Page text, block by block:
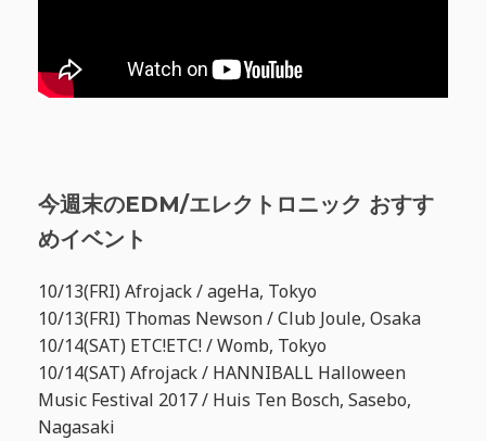
今週末のEDM/エレクトロニック おすす
めイベント
10/13(FRI) Afrojack / ageHa, Tokyo
10/13(FRI) Thomas Newson / Club Joule, Osaka
10/14(SAT) ETC!ETC! / Womb, Tokyo
10/14(SAT) Afrojack / HANNIBALL Halloween
Music Festival 2017 / Huis Ten Bosch, Sasebo,
Nagasaki